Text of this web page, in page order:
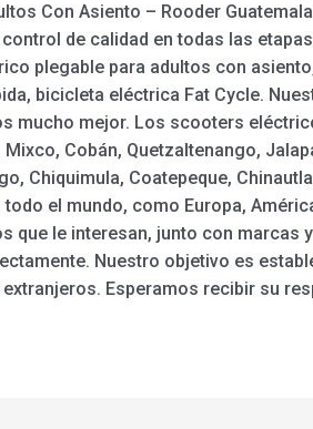
Con Asiento – Rooder
de calidad en todas las
plegable para adultos con
bicicleta eléctrica Fat Cycle.
mucho mejor. Los scooters
Cobán, Quetzaltenango,
Chiquimula, Coatepeque,
el mundo, como Europa,
que le interesan, junto con
Nuestro objetivo es
Esperamos recibir su